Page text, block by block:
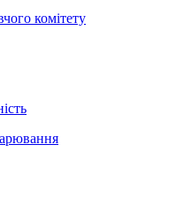
комітету